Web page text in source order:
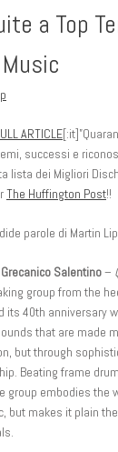
a Top
ARTICLE
successi e
lista dei Migliori
The Huffington Post!!
parole di Martin
Salentino–
group from the
its 40th anniversary
that are made
but through
Beating frame
group embodies the
but makes it plain